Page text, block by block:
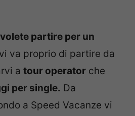
partire per un
va proprio di partire da
a tour operator che
per single. Da
a Speed Vacanze vi